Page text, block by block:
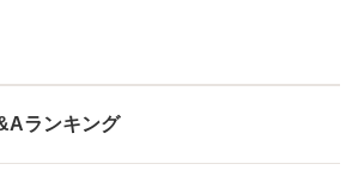
い。どのようなご相談でも
で伴走します。【地域密着
の法律事務所】
ランキング